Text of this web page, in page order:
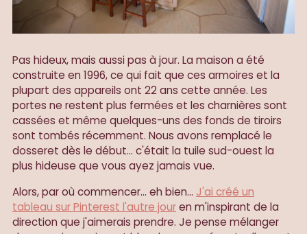
Pas hideux, mais aussi pas à jour. La maison a été
construite en 1996, ce qui fait que ces armoires et la
plupart des appareils ont 22 ans cette année. Les
portes ne restent plus fermées et les charnières sont
cassées et même quelques-uns des fonds de tiroirs
sont tombés récemment. Nous avons remplacé le
dosseret dès le début... c'était la tuile sud-ouest la
plus hideuse que vous ayez jamais vue.
Alors, par où commencer... eh bien... J'ai créé un
tableau sur Pinterest l'autre jouren m'inspirant de la
direction que j'aimerais prendre. Je pense mélanger